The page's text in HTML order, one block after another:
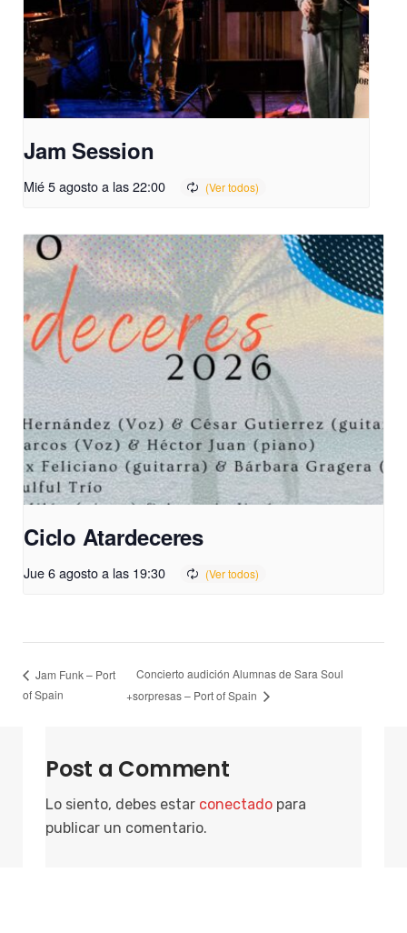
Jam Session
Mié 5 agosto a las 22:00
Ciclo Atardeceres
Jue 6 agosto a las 19:30
Jam Funk – Port
of Spain
Concierto audición Alumnas de Sara Soul
+sorpresas – Port of Spain
Post a Comment
Lo siento, debes estar conectado para
publicar un comentario.